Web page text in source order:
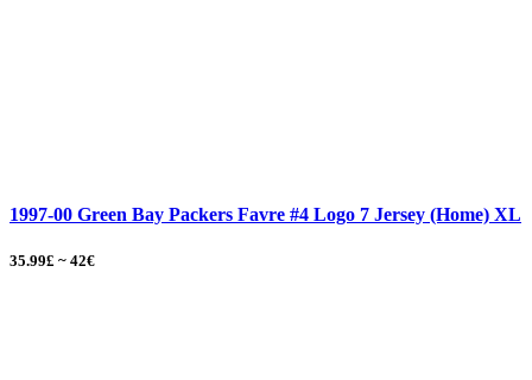
1997-00 Green Bay Packers Favre #4 Logo 7 Jersey (Home) XL
35.99£ ~ 42€